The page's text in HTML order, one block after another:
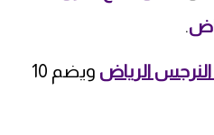
.
الرياض
ويضم 10